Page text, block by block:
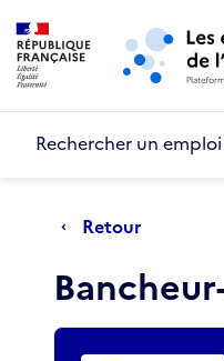
Aller au menu principal
Rechercher un
Retour